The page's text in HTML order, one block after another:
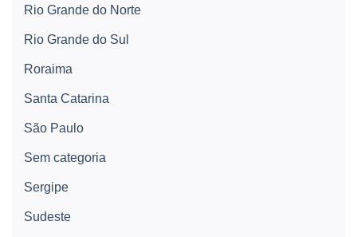
Rio Grande do Norte
Rio Grande do Sul
Roraima
Santa Catarina
São Paulo
Sem categoria
Sergipe
Sudeste